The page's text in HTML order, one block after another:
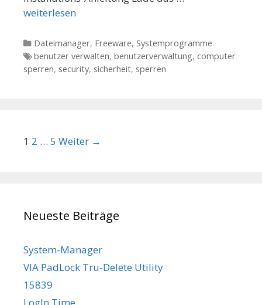
weiterlesen
Kategorien
Dateimanager, Freeware, Systemprogramme
Tags
benutzer verwalten, benutzerverwaltung, computer
sperren, security, sicherheit, sperren
Beitrags-Navigation
1 2 … 5 Weiter →
Neueste Beiträge
System-Manager
VIA PadLock Tru-Delete Utility
15839
LogIn Time